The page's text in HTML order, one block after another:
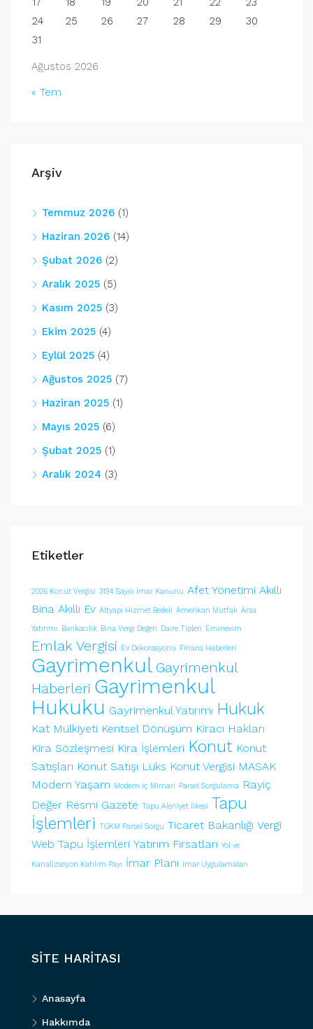
Ağustos 2026
24
25 26 27 28 29
30
31
« Tem
Arşiv
Temmuz 2026 (1)
Haziran 2026 (14)
Şubat 2026 (2)
Aralık 2025 (5)
Kasım 2025 (3)
Ekim 2025 (4)
Eylül 2025 (4)
Ağustos 2025 (7)
Haziran 2025 (1)
Mayıs 2025 (6)
Şubat 2025 (1)
Aralık 2024 (3)
Etiketler
2026 Konut Vergisi 3194 Sayılı İmar Kanunu Afet Yönetimi Akıllı
Bina Akıllı Ev Altyapı Hizmet Bedeli Amerikan Mutfak Arsa
Yatırımı Bankacılık Bina Vergi Değeri Daire Tipleri Eminevim
Emlak Vergisi Ev Dekorasyonu Finans Haberleri
Gayrimenkul Gayrimenkul
Haberleri Gayrimenkul
Hukuku Gayrimenkul Yatırımı Hukuk
Kat Mülkiyeti Kentsel Dönüşüm Kiracı Hakları
Kira Sözleşmesi Kira İşlemleri Konut Konut
Satışları Konut Satışı Lüks Konut Vergisi MASAK
Modern Yaşam Modern İç Mimari Parsel Sorgulama Rayiç
Değer Resmi Gazete Tapu Aleniyet İlkesi Tapu
İşlemleri TGKM Parsel Sorgu Ticaret Bakanlığı Vergi
Web Tapu İşlemleri Yatırım Fırsatları Yol ve
Kanalizasyon Katılım Payı İmar Planı İmar Uygulamaları
SİTE HARİTASI
Anasayfa
Hakkımda